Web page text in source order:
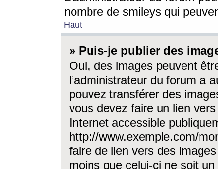
nombre de smileys qui
Haut
» Puis-je publier des
Oui, des images peuvent
l’administrateur du forum a
pouvez transférer des
vous devez faire un lien
Internet accessible
http://www.exemple.com/
faire de lien vers des
moins que celui-ci ne soit